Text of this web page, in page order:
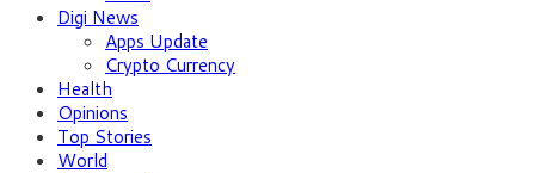
Digi News
Apps Update
Crypto Currency
Health
Opinions
Top Stories
World